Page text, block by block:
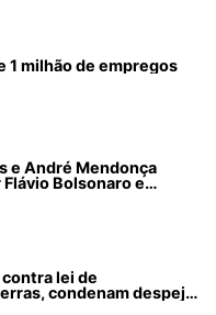
1 milhão de empregos
e André Mendonça
Bolsonaro e
lei de
condenam despejos